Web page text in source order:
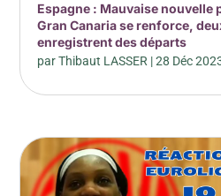
Espagne : Mauvaise nouvelle
Gran Canaria se renforce,
enregistrent des départs
parThibaut LASSER |28 Déc